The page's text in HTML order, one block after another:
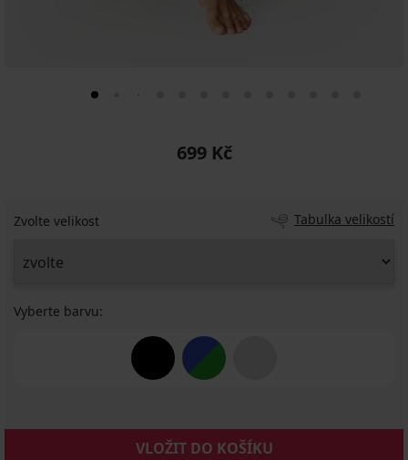
699 Kč
Zvolte velikost Tabulka velikostí
Vyberte barvu:
VLOŽIT DO KOŠÍKU